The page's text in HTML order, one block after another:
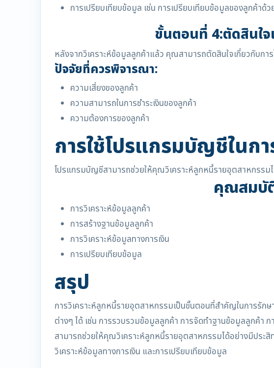
การเปรียบเทียบข้อมูล เช่น การเปรียบเทียบข้อมูลของลูกค้าด้
ขั้นตอนที่ 4:ตัดสินใจ
หลังจากวิเคราะห์ข้อมูลลูกค้าแล้ว คุณสามารถตัดสินใจเกี่ยวกับกา
ปัจจัยที่ควรพิจารณา:
ความเสี่ยงของลูกค้า
ความสามารถในการชำระเงินของลูกค้า
ความต้องการของลูกค้า
การใช้โปรแกรมบัญชีในก
โปรแกรมบัญชีสามารถช่วยให้คุณวิเคราะห์ลูกหนี้รายอุตสาหกรร
คุณสมบั
การวิเคราะห์ข้อมูลลูกค้า
การสร้างฐานข้อมูลลูกค้า
การวิเคราะห์ข้อมูลทางการเงิน
การเปรียบเทียบข้อมูล
สรุป
การวิเคราะห์ลูกหนี้รายอุตสาหกรรมเป็นขั้นตอนที่สำคัญในการรัก
ต่างๆ ได้ เช่น การรวบรวมข้อมูลลูกค้า การจัดทำฐานข้อมูลลูกค้า
สามารถช่วยให้คุณวิเคราะห์ลูกหนี้รายอุตสาหกรรมได้อย่างมีประ
วิเคราะห์ข้อมูลทางการเงิน และการเปรียบเทียบข้อมูล